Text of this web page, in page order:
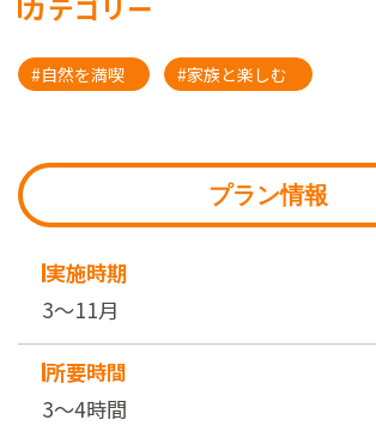
カテゴリー
#自然を満喫 #家族と楽しむ
プラン情報
実施時期
3～11月
所要時間
3～4時間